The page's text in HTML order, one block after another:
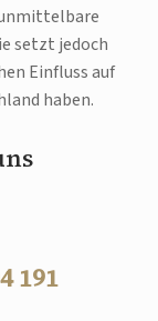
setzt jedoch
Einfluss auf
haben.
191